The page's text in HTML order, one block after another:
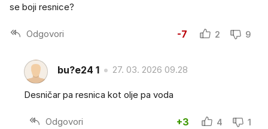
se boji resnice?
Odgovori -7 2 9
bu?e24 1 27. 03. 2026 09.28
Desničar pa resnica kot olje pa voda
Odgovori +3 4 1